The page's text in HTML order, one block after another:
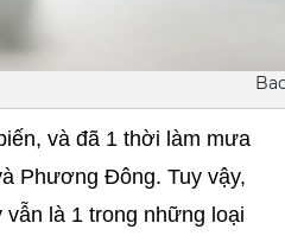
và đã 1 thời làm mưa
Phương Đông. Tuy vậy,
là 1 trong những loại